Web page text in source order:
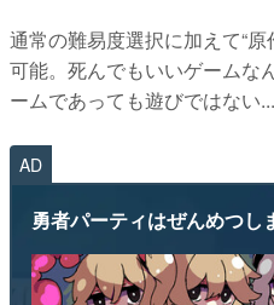
通常の難易度選択に加えて“
可能。死んでもいいゲームな
ームであっても遊びではない...
AD
勇者パーティはぜんめつし